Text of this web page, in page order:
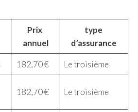
Prix ​​
annuel
type
d’assurance
182,70 € Le troisième
182,70 € Le troisième